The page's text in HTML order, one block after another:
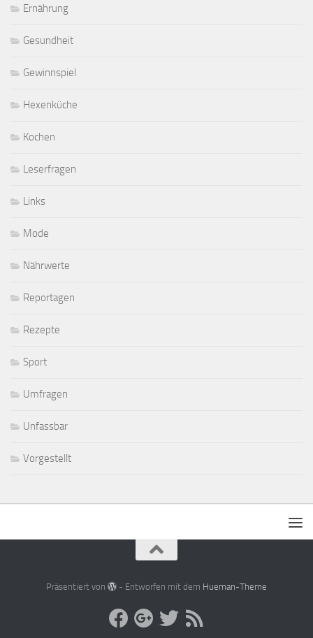
Ernährung
Gesundheit
Gewinnspiel
Hexenküche
Kochen
Leserfragen
Links
Mode
Nährwerte
Reportagen
Rezepte
Sport
Umfragen
Unfassbar
Vorgestellt
Präsentiert von - Entworfen mit dem Hueman-Theme